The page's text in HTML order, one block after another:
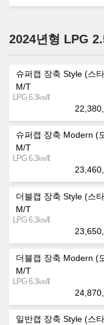
2024년형 LPG
슈퍼캡 장축 Style (스
M/T
LPG 6.3㎞/ℓ
슈퍼캡 장축 Modern (
M/T
LPG 6.3㎞/ℓ
더블캡 장축 Style (스
M/T
LPG 6.3㎞/ℓ
더블캡 장축 Modern (
M/T
LPG 6.3㎞/ℓ
일반캡 장축 Style (스